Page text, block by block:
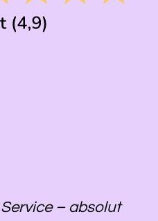
– absolut